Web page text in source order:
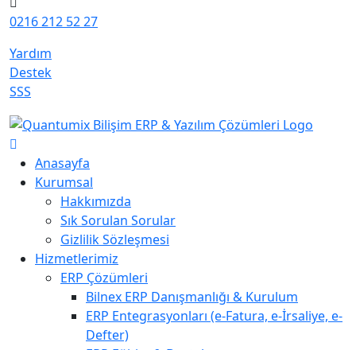
0216 212 52 27
Yardım
Destek
SSS
Anasayfa
Kurumsal
Hakkımızda
Sık Sorulan Sorular
Gizlilik Sözleşmesi
Hizmetlerimiz
ERP Çözümleri
Bilnex ERP Danışmanlığı & Kurulum
ERP Entegrasyonları (e-Fatura, e-İrsaliye, e-
Defter)